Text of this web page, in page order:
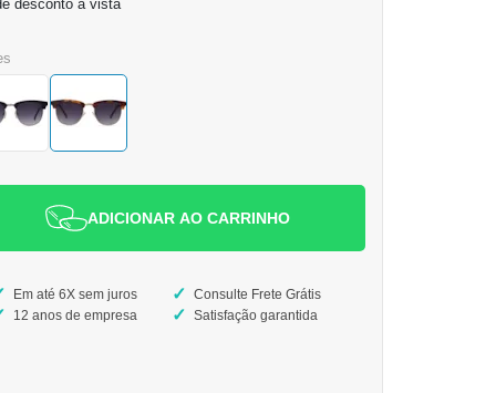
ADICIONAR AO CARRINHO
Em até 6X sem juros
12 anos de empresa
Consulte Frete Grátis
Satisfação garantida